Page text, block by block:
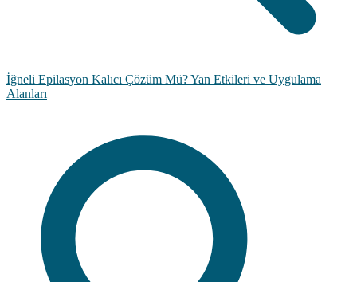
İğneli Epilasyon Kalıcı Çözüm Mü? Yan Etkileri ve Uygulama
Alanları